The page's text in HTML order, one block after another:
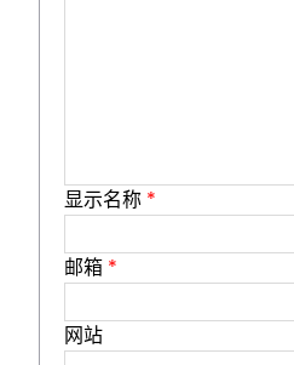
显示名称 *
邮箱 *
网站